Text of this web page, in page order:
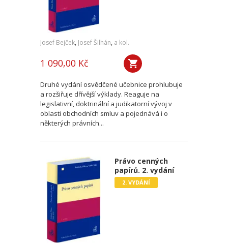
Josef Bejček, Josef Šilhán, a kol.
1 090,00 Kč
Druhé vydání osvědčené učebnice prohlubuje
a rozšiřuje dřívější výklady. Reaguje na
legislativní, doktrinální a judikatorní vývoj v
oblasti obchodních smluv a pojednává i o
některých právních...
Právo cenných
papírů. 2. vydání
2. VYDÁNÍ